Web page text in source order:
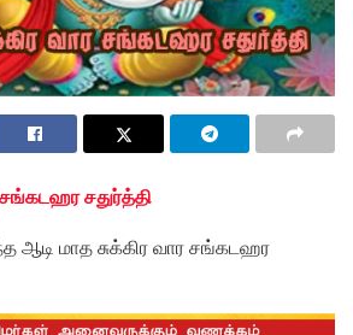
சங்கடஹர சதுர்த்தி
ஆடி மாத சுக்கிர வார சங்கடஹர